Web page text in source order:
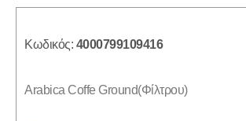
Κωδικός: 4000799109416
Arabica Coffe Ground(Φίλτρου)